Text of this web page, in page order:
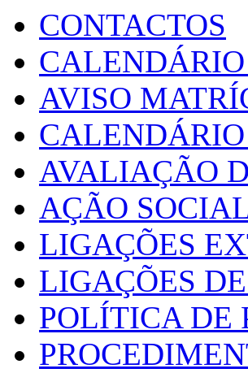
CONTACTOS
AVISO
AVALIAÇÃO
AÇÃO
LIGAÇÕES
LIGAÇÕES
POLÍTICA DE